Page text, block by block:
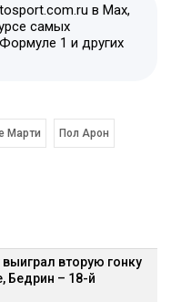
в Max,
самых
1 и других
Марти Пол Арон
вторую гонку
Бедрин – 18-й